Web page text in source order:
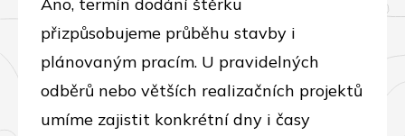
přizpůsobujeme průběhu stavby i
plánovaným pracím. U pravidelných
odběrů nebo větších realizačních projektů
umíme zajistit konkrétní dny i časy